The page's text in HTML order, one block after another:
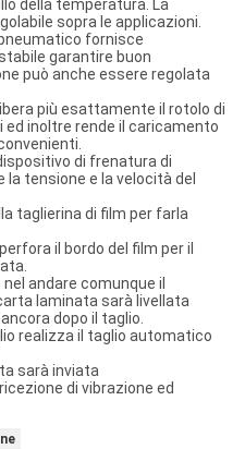
della temperatura. La
sopra le applicazioni.
fornisce
garantire buon
può anche essere regolata
più esattamente il rotolo di
ed inoltre rende il caricamento
di frenatura di
la tensione e la velocità del
taglierina di film per farla
il bordo del film per il
andare comunque il
laminata sarà livellata
dopo il taglio.
realizza il taglio automatico
sarà inviata
di vibrazione ed